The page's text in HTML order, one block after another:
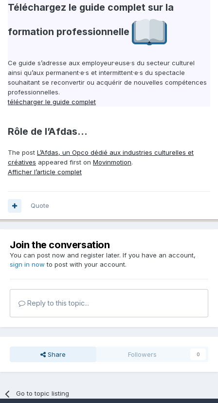
Téléchargez le guide complet sur la
formation professionnelle
Ce guide s’adresse aux employeur·euse·s du secteur culturel
ainsi qu’aux permanent·e·s et intermittent·e·s du spectacle
souhaitant se reconvertir ou acquérir de nouvelles compétences
professionnelles.
télécharger le guide complet
Rôle de l’Afdas...
The post L’Afdas, un Opco dédié aux industries culturelles et
créatives appeared first on Movinmotion.
Afficher l’article complet
Quote
Join the conversation
You can post now and register later. If you have an account,
sign in now to post with your account.
Reply to this topic...
Share Followers 0
Go to topic listing